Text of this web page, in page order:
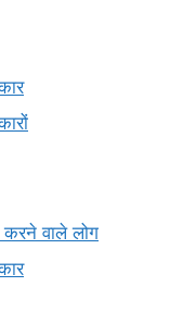
वाले लोग